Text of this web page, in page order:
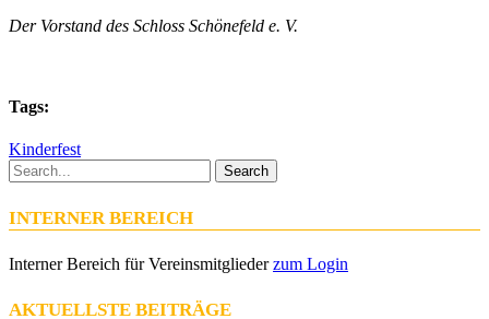
Der Vorstand des Schloss Schönefeld e. V.
Tags:
Kinderfest
Search
INTERNER BEREICH
Interner Bereich für Vereinsmitgliederzum Login
AKTUELLSTE BEITRÄGE